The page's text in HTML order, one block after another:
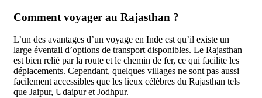
Comment voyager au Rajasthan ?
L’un des avantages d’un voyage en Inde est qu’il existe un
large éventail d’options de transport disponibles. Le Rajasthan
est bien relié par la route et le chemin de fer, ce qui facilite les
déplacements. Cependant, quelques villages ne sont pas aussi
facilement accessibles que les lieux célèbres du Rajasthan tels
que Jaipur, Udaipur et Jodhpur.